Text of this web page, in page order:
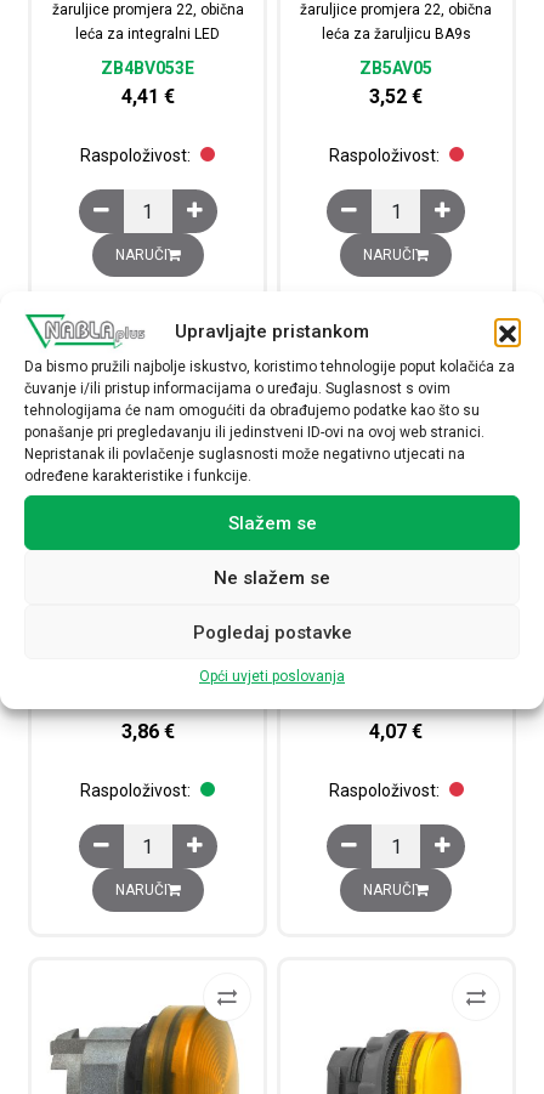
Upravljajte pristankom
Da bismo pružili najbolje iskustvo, koristimo tehnologije poput kolačića za
čuvanje i/ili pristup informacijama o uređaju. Suglasnost s ovim
tehnologijama će nam omogućiti da obrađujemo podatke kao što su
ponašanje pri pregledavanju ili jedinstveni ID-ovi na ovoj web stranici.
Nepristanak ili povlačenje suglasnosti može negativno utjecati na
određene karakteristike i funkcije.
Slažem se
Ne slažem se
Pogledaj postavke
Opći uvjeti poslovanja
žaruljice promjera 22, obična
leća za integralni LED
ZB4BV053E
4,41 €
Raspoloživost:
Glava narančaste signalne žaruljice promjera 22,
NARUČI
žaruljice promjera 22, obična
leća za žaruljicu BA9s
ZB5AV05
3,52€
Raspoloživost:
Glava narančaste
NARUČI
običnom lećom za integralni
3,86 €
Raspoloživost:
Glava narančaste signalne žaruljice promjera 22, s
NARUČI
4,07€
Raspoloživost:
Glava narančaste
NARUČI